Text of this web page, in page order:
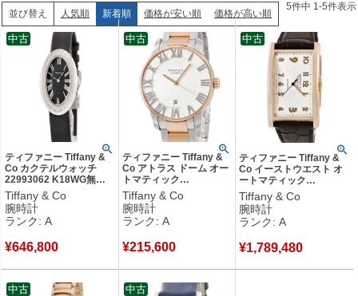
並び替え 人気順 新着順 価格が安い順 価格が高い順
5件中 1-5件表示
ティファニー Tiffany &
Co カクテルウォッチ
22993062 K18WG無垢
純正ダイヤ ブラック ロ
ーマン オーバル レディ
ース 腕時計クオーツ ブ
ラック 【中古】中古美品
Tiffany & Co
腕時計
ランク: A
¥646,800
中古
ティファニー Tiffany &
Co アトラス ドーム オー
トマティック
Z1810.68.13A21A00A
シルバー ローマン メン
ズ 腕時計自動巻き シル
バー 【中古】中古美品
Tiffany & Co
腕時計
ランク: A
¥215,600
中古
ティファニー Tiffany &
Co イーストウエスト オ
ートマティック
36813954 K18PG無垢 ア
ラビア サンビーム メンズ
腕時計自動巻き シルバー
【中古】中古美品
Tiffany & Co
腕時計
ランク: A
¥1,789,480
中古
中古 中古